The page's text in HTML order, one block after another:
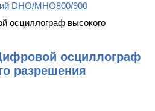
DHO/MHO800/900
осциллограф высокого
осциллограф
разрешения